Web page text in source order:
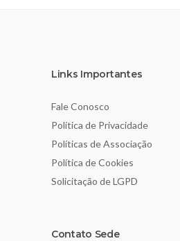
Links Importantes
Fale Conosco
Política de Privacidade
Políticas de Associação
Política de Cookies
Solicitação de LGPD
Contato Sede